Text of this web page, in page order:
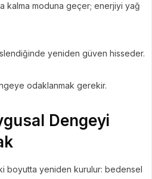
kalma moduna geçer; enerjiyi yağ
yeniden güven hisseder.
odaklanmak gerekir.
Dengeyi
boyutta yeniden kurulur: bedensel